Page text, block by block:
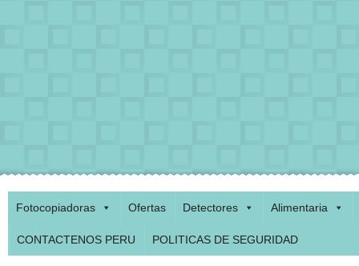
Fotocopiadoras Ofertas Detectores Alimentaria
CONTACTENOS PERU POLITICAS DE SEGURIDAD